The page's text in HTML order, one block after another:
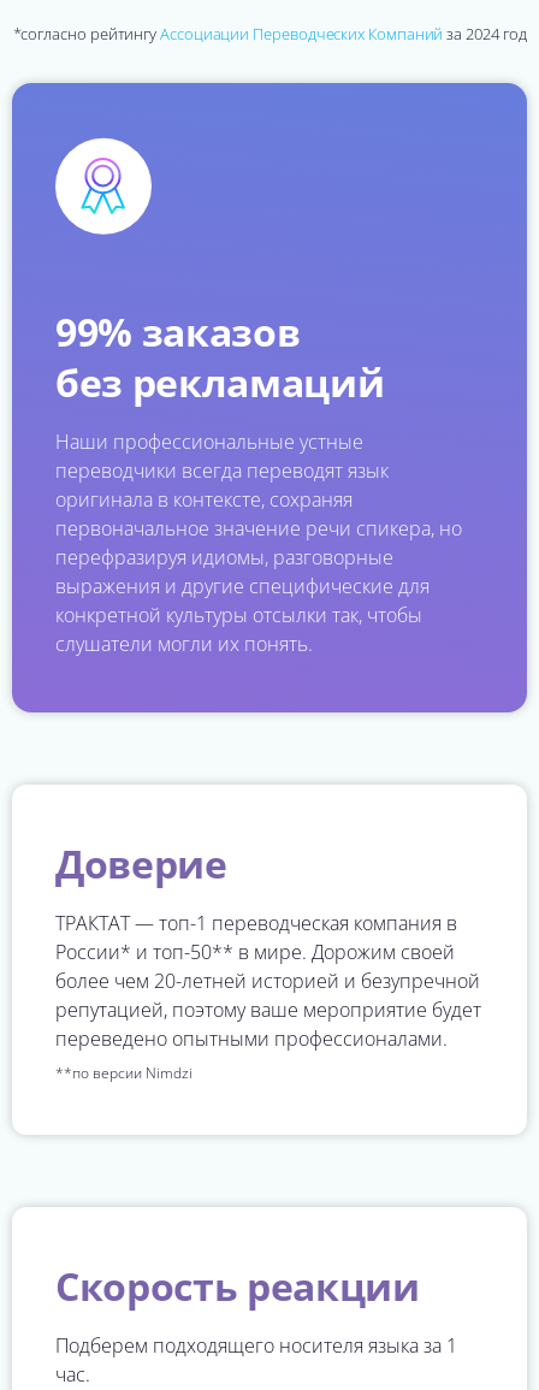
*согласно рейтингуАссоциации Переводческих Компаний за 2024 год
Доверие
ТРАКТАТ — топ-1 переводческая компания в
России* и топ-50** в мире. Дорожим своей
более чем 20-летней историей и безупречной
репутацией, поэтому ваше мероприятие будет
переведено опытными профессионалами.
**по версии Nimdzi
99% заказов
без рекламаций
Наши профессиональные устные
переводчики всегда переводят язык
оригинала в контексте, сохраняя
первоначальное значение речи спикера, но
перефразируя идиомы, разговорные
выражения и другие специфические для
конкретной культуры отсылки так, чтобы
слушатели могли их понять.
Скорость реакции
Подберем подходящего носителя языка за 1
час.